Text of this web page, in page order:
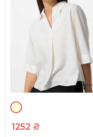
1252 ₴